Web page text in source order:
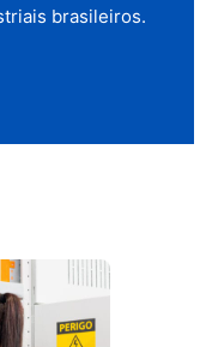
brasileiros.